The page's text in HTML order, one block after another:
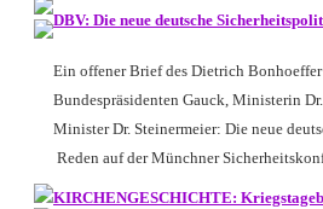
DBV: Die neue deutsche
Ein offener Brief des Dietrich Bonhoeffer
Bundespräsidenten Gauck, Ministerin
Minister Dr. Steinermeier: Die neue
Reden auf der Münchner
KIRCHENGESCHICHTE: